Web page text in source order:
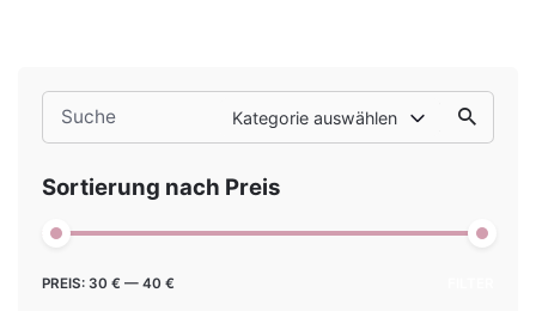
Search
for
Kategorie auswählen
Sortierung nach Preis
Min.
Max.
PREIS: 30 € — 40 €